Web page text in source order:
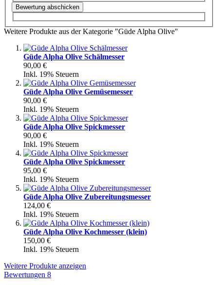
Bewertung abschicken
Weitere Produkte aus der Kategorie "Güde Alpha Olive"
Güde Alpha Olive Schälmesser
90,00 €
Inkl. 19% Steuern
Güde Alpha Olive Gemüsemesser
90,00 €
Inkl. 19% Steuern
Güde Alpha Olive Spickmesser
90,00 €
Inkl. 19% Steuern
Güde Alpha Olive Spickmesser
95,00 €
Inkl. 19% Steuern
Güde Alpha Olive Zubereitungsmesser
124,00 €
Inkl. 19% Steuern
Güde Alpha Olive Kochmesser (klein)
150,00 €
Inkl. 19% Steuern
Weitere Produkte anzeigen
Bewertungen 8